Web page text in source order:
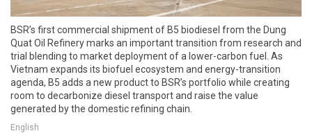
BSR’s first commercial shipment of B5 biodiesel from the Dung
Quat Oil Refinery marks an important transition from research and
trial blending to market deployment of a lower-carbon fuel. As
Vietnam expands its biofuel ecosystem and energy-transition
agenda, B5 adds a new product to BSR’s portfolio while creating
room to decarbonize diesel transport and raise the value
generated by the domestic refining chain.
English